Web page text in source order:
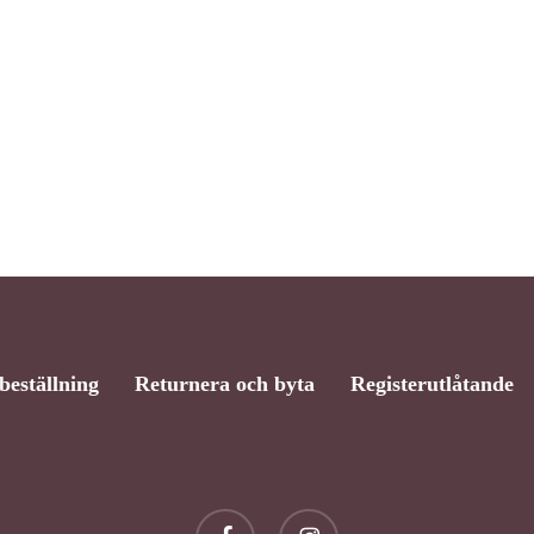
Returnera och byta Registerutlåtande
facebook instagram